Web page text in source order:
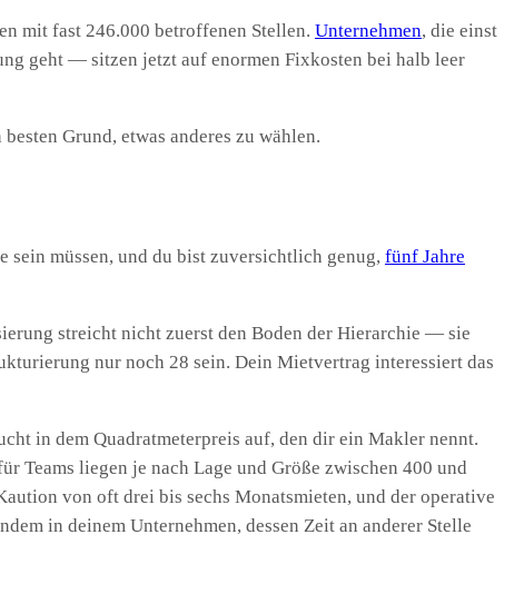
mit fast 246.000 betroffenen Stellen. Unternehmen, die einst
geht — sitzen jetzt auf enormen Fixkosten bei halb leer
Grund, etwas anderes zu wählen.
müssen, und du bist zuversichtlich genug, fünf Jahre
streicht nicht zuerst den Boden der Hierarchie — sie
nur noch 28 sein. Dein Mietvertrag interessiert das
in dem Quadratmeterpreis auf, den dir ein Makler nennt.
Teams liegen je nach Lage und Größe zwischen 400 und
von oft drei bis sechs Monatsmieten, und der operative
in deinem Unternehmen, dessen Zeit an anderer Stelle